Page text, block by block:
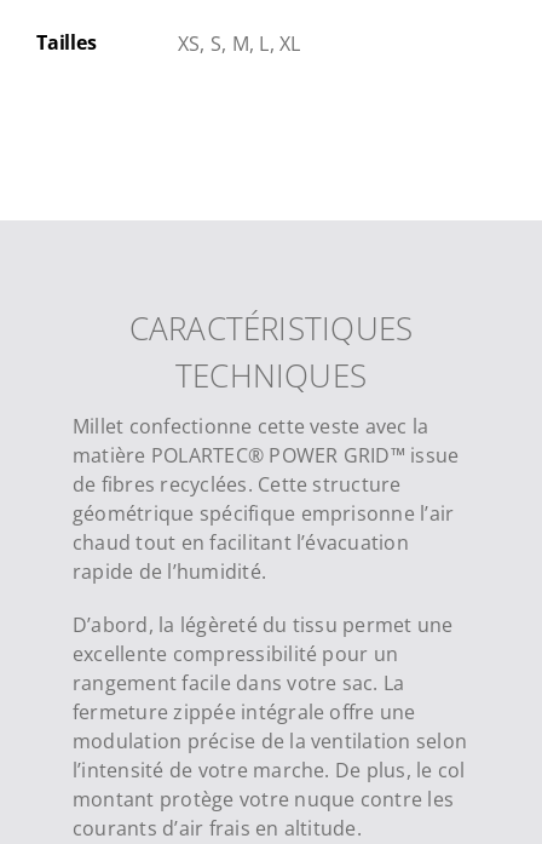
Tailles XS, S, M, L, XL
CARACTÉRISTIQUES
TECHNIQUES
Millet confectionne cette veste avec la
matière POLARTEC® POWER GRID™ issue
de fibres recyclées. Cette structure
géométrique spécifique emprisonne l’air
chaud tout en facilitant l’évacuation
rapide de l’humidité.
D’abord, la légèreté du tissu permet une
excellente compressibilité pour un
rangement facile dans votre sac. La
fermeture zippée intégrale offre une
modulation précise de la ventilation selon
l’intensité de votre marche. De plus, le col
montant protège votre nuque contre les
courants d’air frais en altitude.